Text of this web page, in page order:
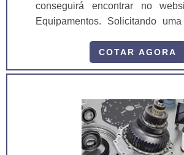
conseguirá encontrar no
Equipamentos. Solicitando
melhor referência em qualidade. É importante
lembrar que o produto deve
segmento. Esse tipo de
garantir a qualidade e
materiais, além de evitar
substituições frequentes de
COTAR AGORA